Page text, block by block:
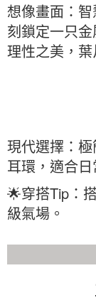
想像畫面：
刻鎖定一只
理性之美，
現代選擇：
耳環，適合日
🌟穿搭Tip：
級氣場。